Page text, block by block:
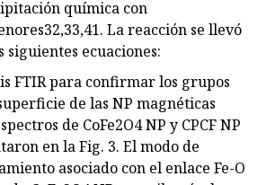
química con
La reacción se llevó
siguientes ecuaciones:
FTIR para confirmar los grupos
de las NP magnéticas
de CoFe2O4 NP y CPCF NP
en la Fig. 3. El modo de
asociado con el enlace Fe-O